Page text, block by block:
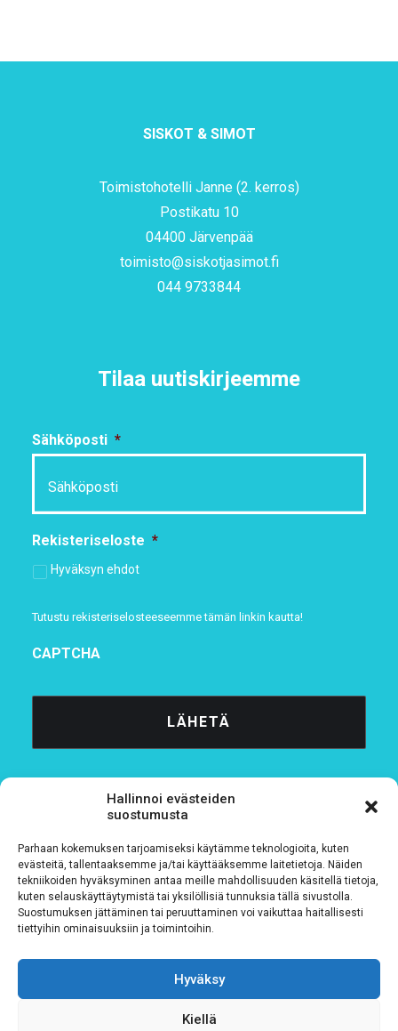
Hallinnoi evästeiden
suostumusta
Parhaan kokemuksen tarjoamiseksi käytämme teknologioita, kuten
evästeitä, tallentaaksemme ja/tai käyttääksemme laitetietoja. Näiden
tekniikoiden hyväksyminen antaa meille mahdollisuuden käsitellä tietoja,
kuten selauskäyttäytymistä tai yksilöllisiä tunnuksia tällä sivustolla.
Suostumuksen jättäminen tai peruuttaminen voi vaikuttaa haitallisesti
tiettyihin ominaisuuksiin ja toimintoihin.
Hyväksy
Kiellä
SISKOT & SIMOT
Toimistohotelli Janne (2. kerros)
Postikatu 10
04400 Järvenpää
toimisto@siskotjasimot.fi
044 9733844
Tilaa uutiskirjeemme
Sähköposti *
Rekisteriseloste *
Hyväksyn ehdot
Tutustu rekisteriselosteeseemmetämän linkin kautta!
CAPTCHA
Tietosuojaseloste
Verkkolaskutustiedot